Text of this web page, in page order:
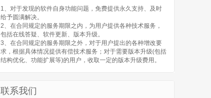
1、对于发现的软件自身功能问题，免费提供永久支持、及时
给予圆满解决。
2、在合同规定的服务期限之内，为用户提供各种技术服务，
包括在线答疑、软件更新、版本升级。
3、在合同规定的服务期限之外，对于用户提出的各种增改要
求，根据具体情况提供有偿技术服务；对于需要版本升级(包括
结构优化、功能扩展等)的用户，收取一定的版本升级费用。
联系我们